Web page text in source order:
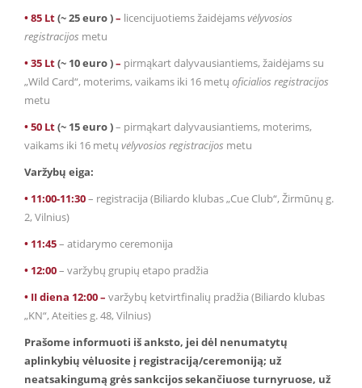
• 85 Lt(~ 25 euro )– licencijuotiems žaidėjamsvėlyvosios
registracijos metu
• 35 Lt(~ 10 euro )– pirmąkart dalyvausiantiems, žaidėjams su
„Wild Card“, moterims, vaikams iki 16 metų oficialios registracijos
metu
• 50 Lt(~ 15 euro )– pirmąkart dalyvausiantiems, moterims,
vaikams iki 16 metų vėlyvosios registracijos metu
Varžybų eiga:
• 11:00-11:30– registracija (Biliardo klubas „Cue Club“, Žirmūnų g.
2, Vilnius)
• 11:45– atidarymo ceremonija
• 12:00– varžybų grupių etapo pradžia
• II diena 12:00 – varžybų ketvirtfinalių pradžia (Biliardo klubas
„KN“, Ateities g. 48, Vilnius)
Prašome informuoti iš anksto, jei dėl nenumatytų
aplinkybių vėluosite į registraciją/ceremoniją; už
neatsakingumą grės sankcijos sekančiuose turnyruose, už